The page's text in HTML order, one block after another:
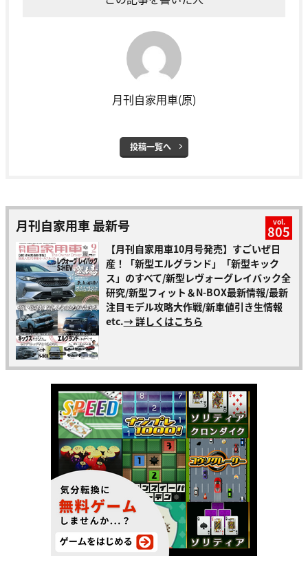
月刊自家用車(原)
投稿一覧へ
月刊自家用車 最新号 vol.
805
【月刊自家用車10月号発売】すごいぜ日
産！「新型エルグランド」「新型キック
ス」のすべて/新型レヴォーグレイバック全
研究/新型フィット＆N-BOX最新情報/最新
注目モデル攻略大作戦/新車値引き生情報
etc.→ 詳しくはこちら